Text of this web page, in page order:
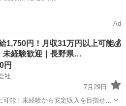
Ad
1,750円！月収31万円以上可能💰
未経験歓迎｜長野県…
円
社
7月29日
能！未経験から安定収入を目指せ